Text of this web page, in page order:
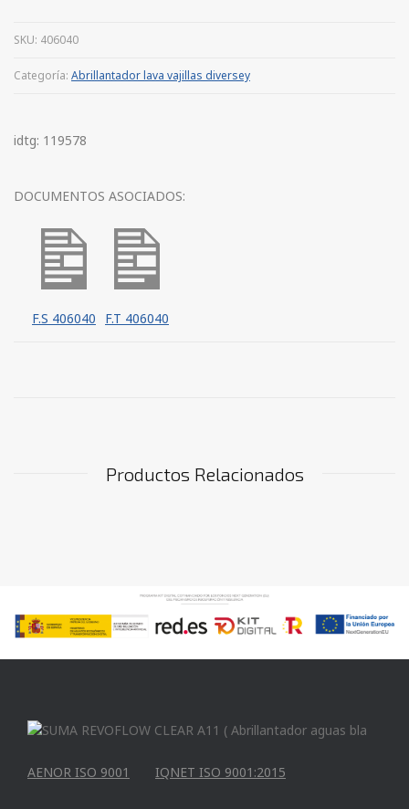
SKU: 406040
Categoría: Abrillantador lava vajillas diversey
idtg: 119578
DOCUMENTOS ASOCIADOS:
F.S 406040 F.T 406040
Productos Relacionados
AENOR ISO 9001 IQNET ISO 9001:2015